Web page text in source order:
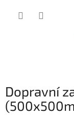
Dopravní